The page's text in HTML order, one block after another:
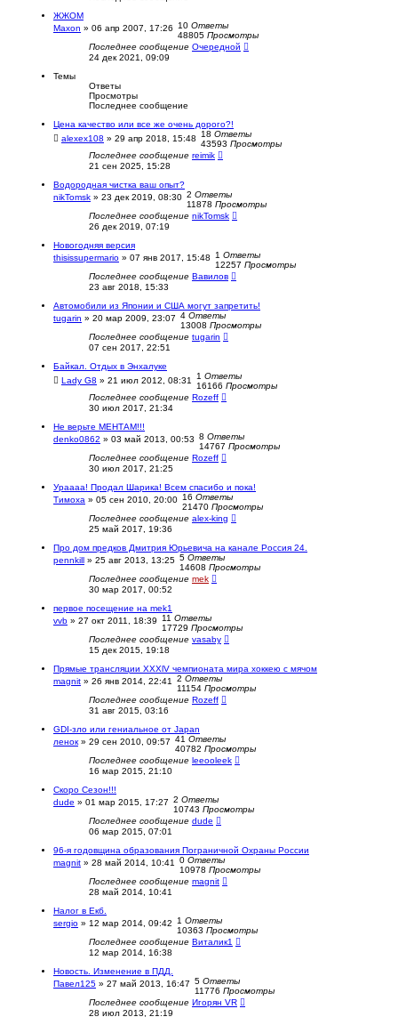
и
к
ЖЖОМ
Maxon » 06 апр 2007, 17:26 10 Ответы
48805 Просмотры
Последнее сообщение Очередной
24 дек 2021, 09:09
Темы
Ответы
Просмотры
Последнее сообщение
Цена качество или все же очень дорого?!
alexex108 » 29 апр 2018, 15:48 18 Ответы
43593 Просмотры
Последнее сообщение reimik
21 сен 2025, 15:28
Водородная чистка ваш опыт?
nikTomsk » 23 дек 2019, 08:30 2 Ответы
11878 Просмотры
Последнее сообщение nikTomsk
26 дек 2019, 07:19
Новогодняя версия
thisissupermario » 07 янв 2017, 15:48 1 Ответы
12257 Просмотры
Последнее сообщение Вавилов
23 авг 2018, 15:33
Автомобили из Японии и США могут запретить!
tugarin » 20 мар 2009, 23:07 4 Ответы
13008 Просмотры
Последнее сообщение tugarin
07 сен 2017, 22:51
Байкал. Отдых в Энхалуке
Lady G8 » 21 июл 2012, 08:31 1 Ответы
16166 Просмотры
Последнее сообщение Rozeff
30 июл 2017, 21:34
Не верьте МЕНТАМ!!!
denko0862 » 03 май 2013, 00:53 8 Ответы
14767 Просмотры
Последнее сообщение Rozeff
30 июл 2017, 21:25
Ураааа! Продал Шарика! Всем спасибо и пока!
Тимоха » 05 сен 2010, 20:00 16 Ответы
21470 Просмотры
Последнее сообщение alex-king
25 май 2017, 19:36
Про дом предков Дмитрия Юрьевича на канале Россия 24.
pennkill » 25 авг 2013, 13:25 5 Ответы
14608 Просмотры
Последнее сообщение mek
30 мар 2017, 00:52
первое посещение на mek1
vvb » 27 окт 2011, 18:39 11 Ответы
17729 Просмотры
Последнее сообщение vasaby
15 дек 2015, 19:18
Прямые трансляции XXXlV чемпионата мира хоккею с мячом
magnit » 26 янв 2014, 22:41 2 Ответы
11154 Просмотры
Последнее сообщение Rozeff
31 авг 2015, 03:16
GDI-зло или гениальное от Japan
ленок » 29 сен 2010, 09:57 41 Ответы
40782 Просмотры
Последнее сообщение leeooleek
16 мар 2015, 21:10
Скоро Сезон!!!
dude » 01 мар 2015, 17:27 2 Ответы
10743 Просмотры
Последнее сообщение dude
06 мар 2015, 07:01
96-я годовщина образования Пограничной Охраны России
magnit » 28 май 2014, 10:41 0 Ответы
10978 Просмотры
Последнее сообщение magnit
28 май 2014, 10:41
Налог в Екб.
sergio » 12 мар 2014, 09:42 1 Ответы
10363 Просмотры
Последнее сообщение Виталик1
12 мар 2014, 16:38
Новость. Изменение в ПДД.
Павел125 » 27 май 2013, 16:47 5 Ответы
11776 Просмотры
Последнее сообщение Игорян VR
28 июл 2013, 21:19